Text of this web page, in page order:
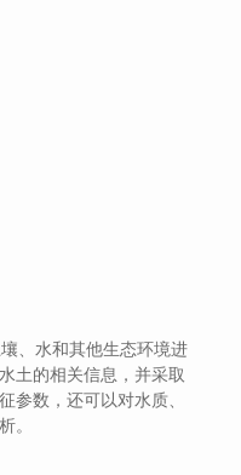
、水和其他生态环境进
土的相关信息，并采取
参数，还可以对水质、
。